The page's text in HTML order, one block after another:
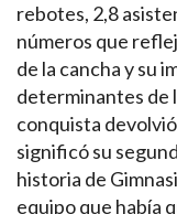
rebotes, 2,8
números que
de la cancha y su
determinantes de
conquista
significó su
historia de
equipo que había